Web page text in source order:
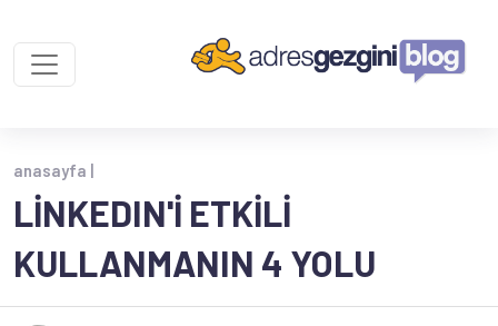
anasayfa |
LINKEDIN'I ETKILI
KULLANMANIN 4 YOLU